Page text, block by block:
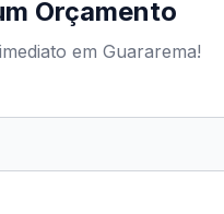
Orçamento
em Guararema!